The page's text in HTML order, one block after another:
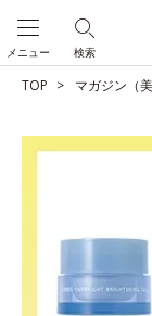
検索
メニュー
TOP マガジン（